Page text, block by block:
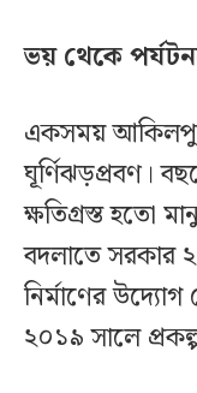
ভয় থেকে
একসময়
ঘূর্ণিঝড়প্রবণ।
ক্ষতিগ্রস্ত হতো
বদলাতে সরকার
নির্মাণের
২০১৯ সালে